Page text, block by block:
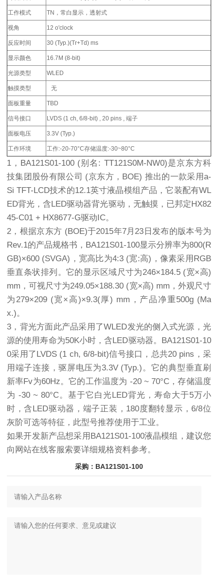
工作模式 TN，常白显示，透射式
视角 12 o'clock
反应时间 30 (Typ.)(Tr+Td) ms
显示颜色 16.7M (8-bit)
光源类型 WLED
触摸类型 无
面板重量 TBD
信号接口 LVDS (1 ch, 6/8-bit) , 20 pins , 端子
面板电压 3.3V (Typ.)
工作环境 工作:-20-70°C存储温度:-30~80°C
1，BA121S01-100 (别名: TT121S0M-NW0)是京东方科
技集团股份有限公司 (京东方，BOE) 推出的一款采用a-
Si TFT-LCD技术的12.1英寸液晶模组产品，它装配有WL
ED背光，含LED驱动器背光驱动，无触摸，已邦定HX82
45-C01 + HX8677-G驱动IC。
2，根据京东方 (BOE)于2015年7月23日发布的版本号为
Rev.1的产品规格书，BA121S01-100显示分辨率为800(R
GB)×600 (SVGA)，宽高比为4:3 (宽:高)，像素采用RGB
垂直条状排列。它的显示区域尺寸为246×184.5 (宽×高)
mm，可视尺寸为249.05×188.30 (宽×高) mm，外观尺寸
为279×209 (宽×高)×9.3(厚) mm，产品净重500g (Ma
x.)。
3，背光方面此产品采用了WLED发光的侧入式光源，光
源的使用寿命为50K小时，含LED驱动器。BA121S01-10
0采用了LVDS (1 ch, 6/8-bit)信号接口，总共20 pins，采
用端子连接，驱屏电压为3.3V (Typ.)。它的典型垂直刷
新率Fv为60Hz。它的工作温度为 -20 ~ 70°C，存储温度
为 -30 ~ 80°C。基于它白光LED背光，寿命大于5万小
时，含LED驱动器，端子正装，180度翻转显示，6/8位
灰阶可选等特征，此型号推荐使用于工业。
如果开发新产品想采用BA121S01-100液晶模组，建议您
向网站在线客服索要详细规格资料参考。
采购：BA121S01-100